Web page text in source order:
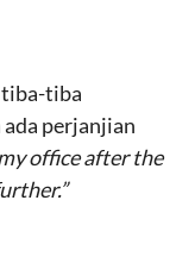
tiba
perjanjian
office after the